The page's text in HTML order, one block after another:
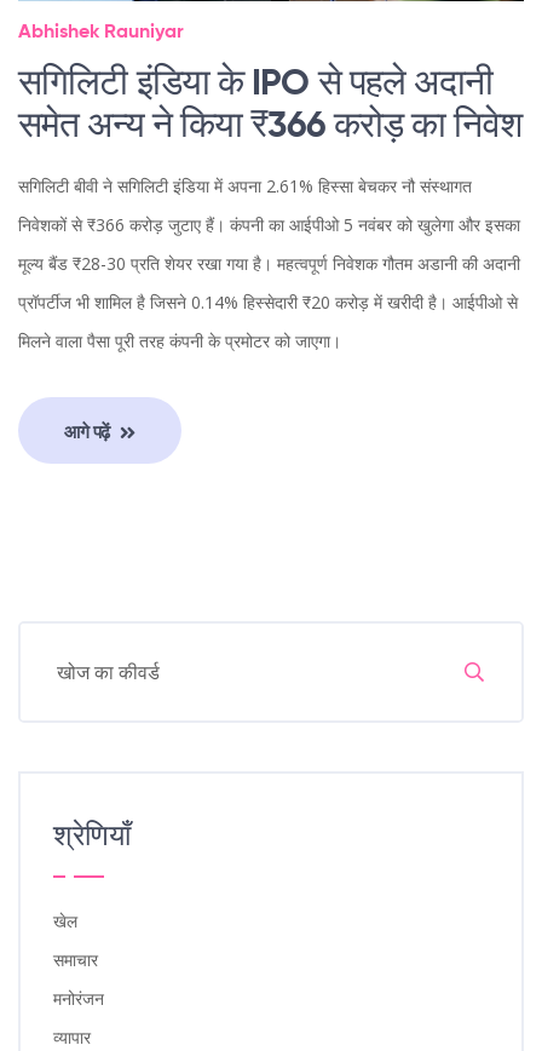
Abhishek Rauniyar
सगिलिटी इंडिया के IPO से पहले अदानी
समेत अन्य ने किया ₹366 करोड़ का निवेश
सगिलिटी बीवी ने सगिलिटी इंडिया में अपना 2.61% हिस्सा बेचकर नौ संस्थागत
निवेशकों से ₹366 करोड़ जुटाए हैं। कंपनी का आईपीओ 5 नवंबर को खुलेगा और इसका
मूल्य बैंड ₹28-30 प्रति शेयर रखा गया है। महत्वपूर्ण निवेशक गौतम अडानी की अदानी
प्रॉपर्टीज भी शामिल है जिसने 0.14% हिस्सेदारी ₹20 करोड़ में खरीदी है। आईपीओ से
मिलने वाला पैसा पूरी तरह कंपनी के प्रमोटर को जाएगा।
आगे पढ़ें
श्रेणियाँ
खेल
समाचार
मनोरंजन
व्यापार